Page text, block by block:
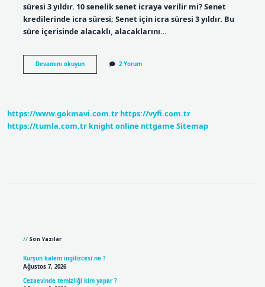
süresi 3 yıldır. 10 senelik senet icraya verilir mi? Senet
kredilerinde icra süresi; Senet için icra süresi 3 yıldır. Bu
süre içerisinde alacaklı, alacaklarını…
Devamını okuyunSenet
Kaç
2 Yorum
https://www.gokmavi.com.tr https://vyfi.com.tr
https://tumla.com.tr knight online nttgame Sitemap
Son Yazılar
Kurşun kalem ingilizcesi ne ?
Ağustos 7, 2026
Cezaevinde temizliği kim yapar ?